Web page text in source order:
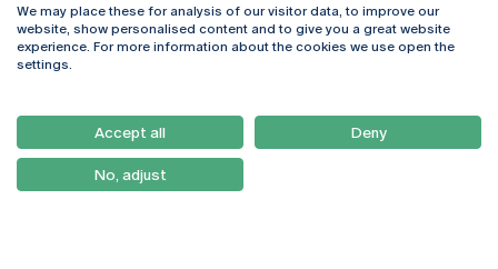
Rua Diogo Botelho 1327
4169-005 Porto
+351 226 196 240
Campus Online
Webmail
Como Chegar
Newsletter
We may place these for analysis of our visitor data, to improve our
website, show personalised content and to give you a great website
experience. For more information about the cookies we use open the
settings.
Accept all Deny
No, adjust